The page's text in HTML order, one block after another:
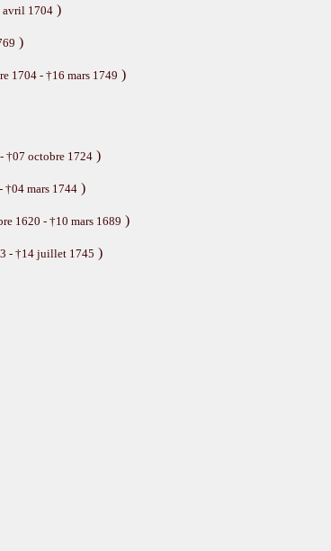
avril 1704 )
)
1704 - †16 mars 1749 )
†07 octobre 1724 )
†04 mars 1744 )
1620 - †10 mars 1689 )
- †14 juillet 1745 )